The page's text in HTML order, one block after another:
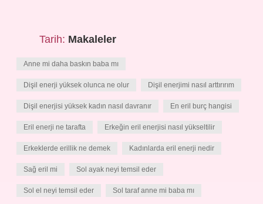
Tarih: Makaleler
Anne mi daha baskın baba mı
Dişil enerji yüksek olunca ne olur Dişil enerjimi nasıl arttırırım
Dişil enerjisi yüksek kadın nasıl davranır En eril burç hangisi
Eril enerji ne tarafta Erkeğin eril enerjisi nasıl yükseltilir
Erkeklerde erillik ne demek Kadınlarda eril enerji nedir
Sağ eril mi Sol ayak neyi temsil eder
Sol el neyi temsil eder Sol taraf anne mi baba mı